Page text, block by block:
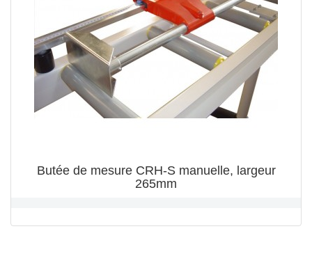
Butée de mesure CRH-S manuelle, largeur
265mm